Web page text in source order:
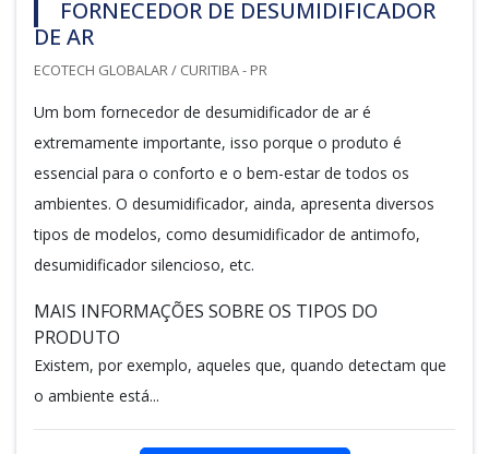
FORNECEDOR DE DESUMIDIFICADOR
DE AR
ECOTECH GLOBALAR / CURITIBA - PR
Um bom fornecedor de desumidificador de ar é
extremamente importante, isso porque o produto é
essencial para o conforto e o bem-estar de todos os
ambientes. O desumidificador, ainda, apresenta diversos
tipos de modelos, como desumidificador de antimofo,
desumidificador silencioso, etc.
MAIS INFORMAÇÕES SOBRE OS TIPOS DO
PRODUTO
Existem, por exemplo, aqueles que, quando detectam que
o ambiente está...